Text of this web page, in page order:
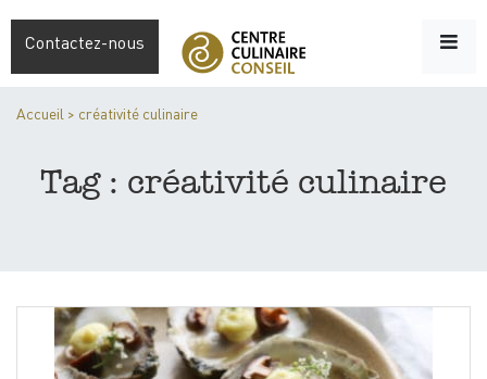
Contactez-nous
Accueil > créativité culinaire
Tag : créativité culinaire